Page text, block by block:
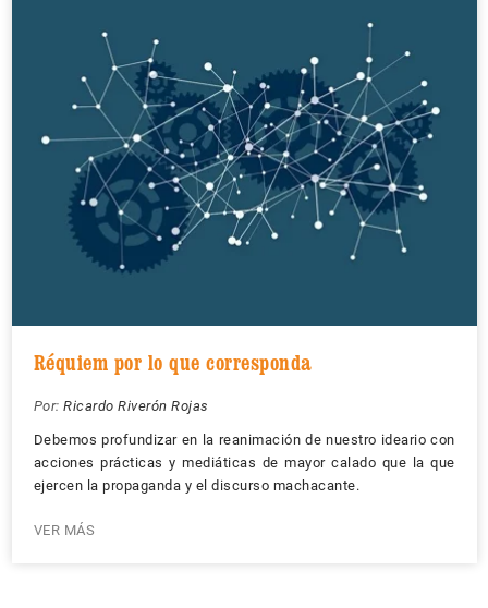
Réquiem por lo que corresponda
Por: Ricardo Riverón Rojas
Debemos profundizar en la reanimación de nuestro ideario con
acciones prácticas y mediáticas de mayor calado que la que
ejercen la propaganda y el discurso machacante.
VER MÁS